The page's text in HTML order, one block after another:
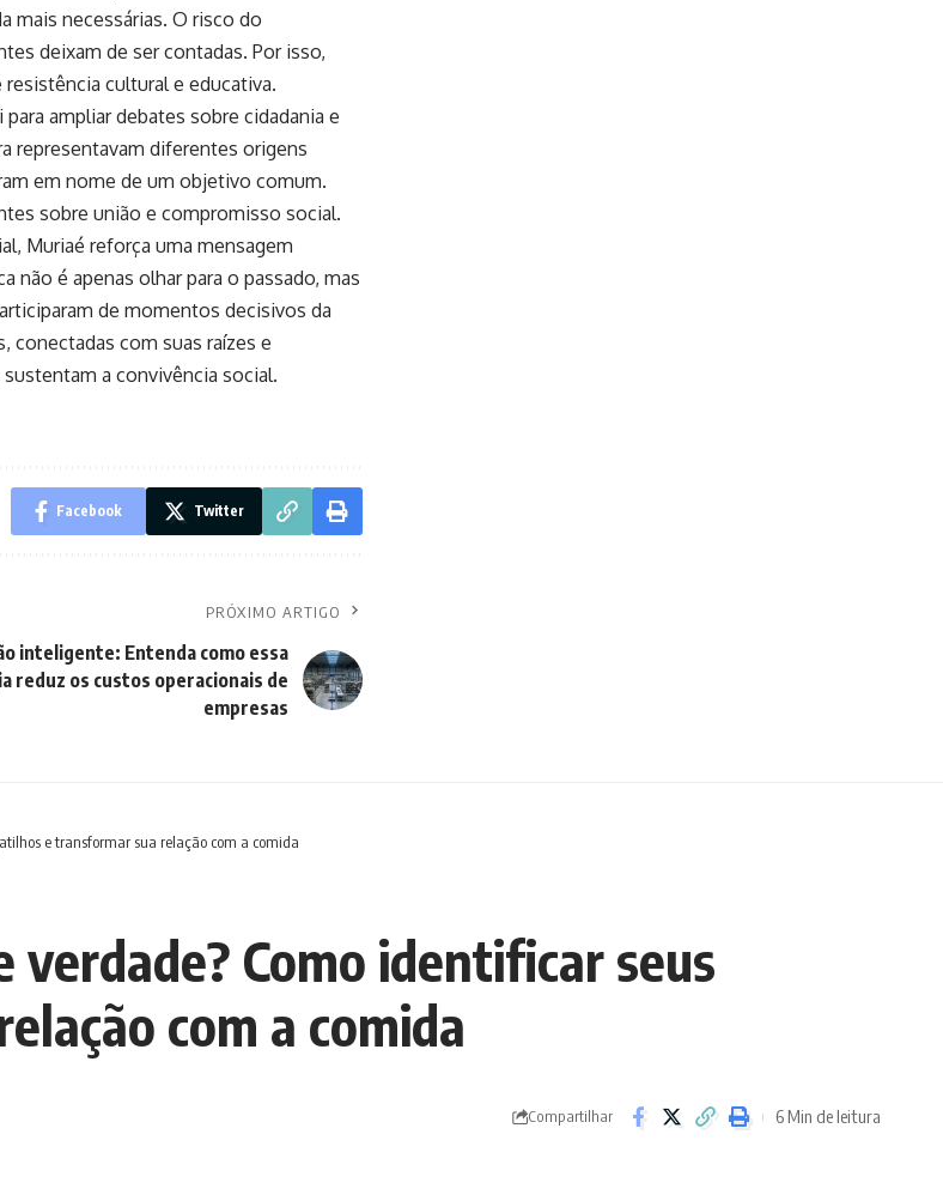
mais necessárias. O risco do
deixam de ser contadas. Por isso,
cultural e educativa.
ampliar debates sobre cidadania e
representavam diferentes origens
em nome de um objetivo comum.
sobre união e compromisso social.
Muriaé reforça uma mensagem
não é apenas olhar para o passado, mas
de momentos decisivos da
conectadas com suas raízes e
a convivência social.
Facebook Twitter
PRÓXIMO ARTIGO
inteligente: Entenda como essa
reduz os custos operacionais de
empresas
e transformar sua relação com a comida
verdade? Como identificar seus
com a comida
Compartilhar 6 Min de leitura